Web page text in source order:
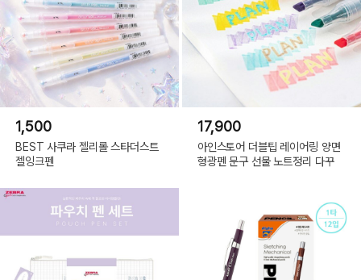
1,500
BEST 사쿠라 젤리롤 스타더스트
젤잉크펜
17,900
아인스토어 더블팁 레이어링 양면
형광펜 문구 선물 노트정리 다꾸